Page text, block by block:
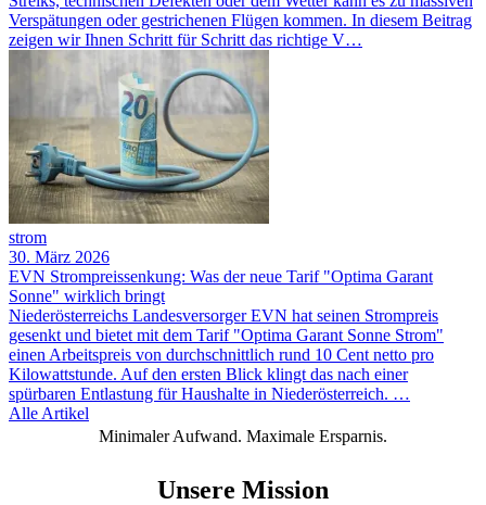
Verspätungen oder gestrichenen Flügen kommen. In diesem Beitrag
zeigen wir Ihnen Schritt für Schritt das richtige V…
strom
30. März 2026
EVN Strompreissenkung: Was der neue Tarif "Optima Garant
Sonne" wirklich bringt
Niederösterreichs Landesversorger EVN hat seinen Strompreis
gesenkt und bietet mit dem Tarif "Optima Garant Sonne Strom"
einen Arbeitspreis von durchschnittlich rund 10 Cent netto pro
Kilowattstunde. Auf den ersten Blick klingt das nach einer
spürbaren Entlastung für Haushalte in Niederösterreich. …
Alle Artikel
Minimaler Aufwand. Maximale Ersparnis.
Unsere Mission